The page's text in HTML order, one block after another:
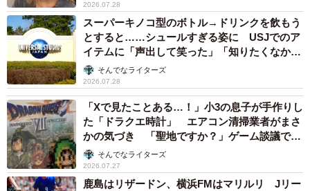
ものすごく苦労して、実際、時間もかかりました」と語ら
れています。
そして若林さんは、石田さんについて「彼女の中にサンと
いう少女が育ってきて」とし、最終的には宮崎駿監督が
「石田ゆり子さんのサンをすっかり受け入れたんです」と
明かしています。さらに、サンの抱えるコンプレックスや
人間社会に不慣れな部分などの不器用な側面が、石田さん
のセリフの抑揚などに表れている、とも語っていました。
2026.07.28
スーパーキノコ型のボトル→ドリンクを飲もう
とすると……シュールすぎる姿に USJでのア
イテムに「声出して笑った」「知りたくなかっ
た真実」
そんでなライターズ
2026.07.28
「Xで見たことある…！」小3の息子が手作りし
た「ドラクエ時計」 エアコン清掃業者がまさ
かの気づき 「聖地ですか？」ゲーム談議で大
盛り上がり
そんでなライターズ
2026.07.27
鹿島はリザードン、横浜FMはマリルリ Jリー